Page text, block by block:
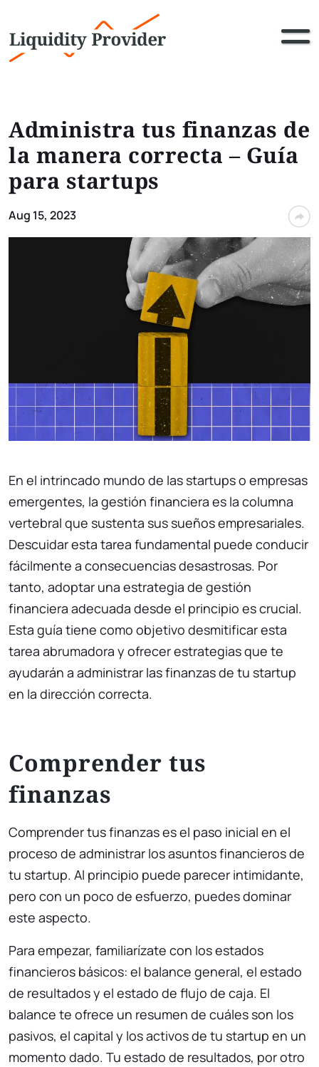
Administra tus finanzas de
la manera correcta – Guía
para startups
Aug 15, 2023
En el intrincado mundo de las startups o empresas
emergentes, la gestión financiera es la columna
vertebral que sustenta sus sueños empresariales.
Descuidar esta tarea fundamental puede conducir
fácilmente a consecuencias desastrosas. Por
tanto, adoptar una estrategia de gestión
financiera adecuada desde el principio es crucial.
Esta guía tiene como objetivo desmitificar esta
tarea abrumadora y ofrecer estrategias que te
ayudarán a administrar las finanzas de tu startup
en la dirección correcta.
Comprender tus
finanzas
Comprender tus finanzas es el paso inicial en el
proceso de administrar los asuntos financieros de
tu startup. Al principio puede parecer intimidante,
pero con un poco de esfuerzo, puedes dominar
este aspecto.
Para empezar, familiarízate con los estados
financieros básicos: el balance general, el estado
de resultados y el estado de flujo de caja. El
balance te ofrece un resumen de cuáles son los
pasivos, el capital y los activos de tu startup en un
momento dado. Tu estado de resultados, por otro